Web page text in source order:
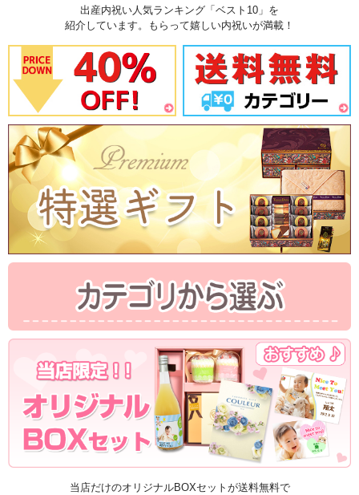
出産内祝い人気ランキング「ベスト10」を
紹介しています。もらって嬉しい内祝いが満載！
当店だけのオリジナルBOXセットが送料無料で